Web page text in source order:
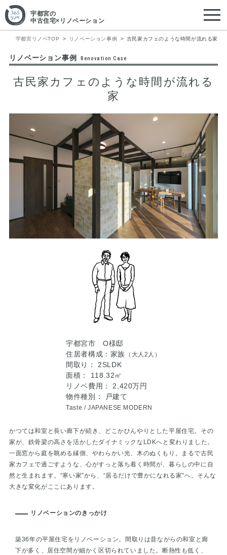
宇都宮の
中古住宅×リノベーション
宇都宮リノベTOP リノベーション事例 古民家カフェのような時間が流れる家
リノベーション事例 Renovation Case
古民家カフェのような時間が流れる
家
宇都宮市 O様邸
住居者構成：家族 （大人2人）
間取り： 2SLDK
面積： 118.32㎡
リノベ費用： 2,420万円
物件種別： 戸建て
Taste /JAPANESE MODERN
かつては和室と長い廊下が続き、どこかひんやりとした平屋住宅。その
家が、鉄骨梁の高さを活かしたダイナミックなLDKへと変わりました。
一面窓から庭を眺める縁側、やわらかい光、木のぬくもり。まるで古民
家カフェで過ごすような、心がすっと落ち着く時間が、暮らしの中に自
然と生まれます。“寒い家”から、“居るだけで豊かになれる家”へ。そんな
大きな変化がここにあります。
リノベーションのきっかけ
築36年の平屋住宅をリノベーション。間取りは昔ながらの和室と廊
下が多く、居住空間が細かく区切られていました。断熱性も低く、